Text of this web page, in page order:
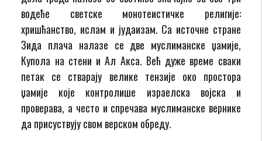
водеће светске монотеистичке религије:
хришћанство, ислам и јудаизам. Са источне стране
Зида плача налазе се две муслиманске џамије,
Купола на стени и Ал Акса. Већ дуже време сваки
петак се стварају велике тензије око простора
џамије које контролише израелска војска и
проверава, а често и спречава муслиманске вернике
да присуствују свом верском обреду.